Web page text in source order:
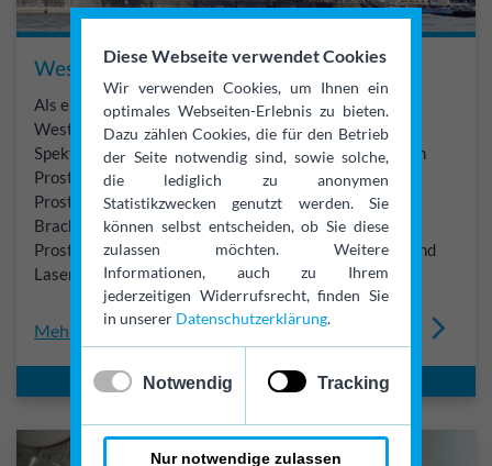
Diese Webseite verwendet Cookies
Wir verwenden Cookies, um Ihnen ein
optimales Webseiten-Erlebnis zu bieten.
Dazu zählen Cookies, die für den Betrieb
der Seite notwendig sind, sowie solche,
die lediglich zu anonymen
Statistikzwecken genutzt werden. Sie
können selbst entscheiden, ob Sie diese
zulassen möchten. Weitere
Informationen, auch zu Ihrem
jederzeitigen Widerrufsrecht, finden Sie
in unserer Datenschutzerklärung.
✓ Notwendig x Tracking
Nur notwendige zulassen
Westdeutsches Prostatazentrum
Als eines der fallstärksten Zentren Europas bietet das
Westdeutsche Prostatazentrum Köln das gesamte
Spektrum der Diagnostik, Therapie und Nachsorge von
Prostataerkrankungen. Unsere Schwerpunkte sind die
Prostatakrebstherapie mit innovativen Techniken der
Brachy- und Strahlentherapie sowie die Therapie der
Prostatavergrößerung mit modernsten Operations- und
Laserverfahren.
Mehr erfahren